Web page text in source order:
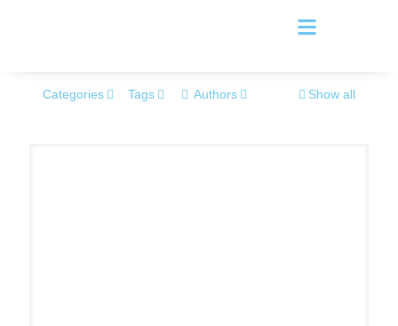
Categories Tags Authors Show all